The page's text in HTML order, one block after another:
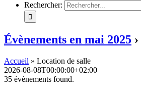
Rechercher:
Évènements en mai 2025
Accueil » Location de salle
2026-08-08T00:00:00+02:00
35 évènements found.